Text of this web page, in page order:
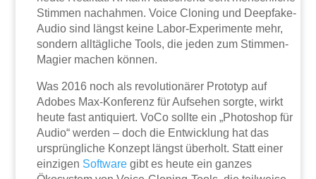
Stimmen nachahmen. Voice Cloning und Deepfake-
Audio sind längst keine Labor-Experimente mehr,
sondern alltägliche Tools, die jeden zum Stimmen-
Magier machen können.
Was 2016 noch als revolutionärer Prototyp auf
Adobes Max-Konferenz für Aufsehen sorgte, wirkt
heute fast antiquiert. VoCo sollte ein „Photoshop für
Audio“ werden – doch die Entwicklung hat das
ursprüngliche Konzept längst überholt. Statt einer
einzigen Software gibt es heute ein ganzes